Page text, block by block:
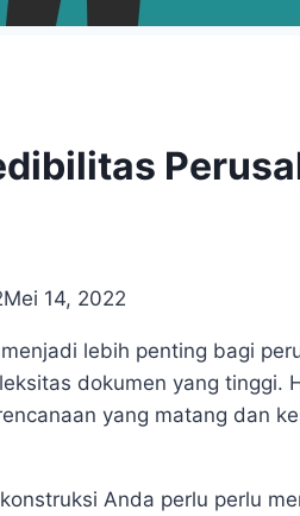
Mei 14, 2022
menjadi lebih penting bagi
dokumen yang
yang matang dan
Anda perlu perlu